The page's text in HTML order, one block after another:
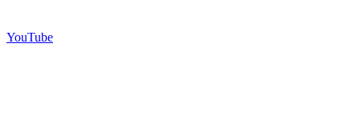
YouTube